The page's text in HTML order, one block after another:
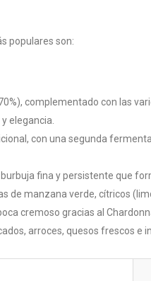
populares son:
complementado con las
elegancia.
con una segunda
fina y persistente que
de manzana verde, cítricos
cremoso gracias al
arroces, quesos frescos e